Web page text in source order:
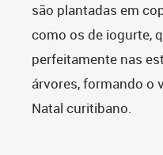
são plantadas em
como os de iogurte,
perfeitamente nas
árvores, formando o
Natal curitibano.